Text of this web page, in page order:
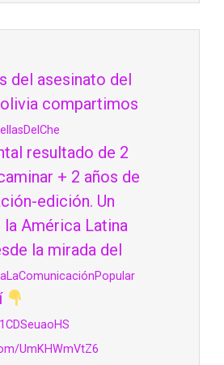
del asesinato del
compartimos
resultado de 2
+ 2 años de
edición. Un
América Latina
la mirada del
UmKHWmVtZ6